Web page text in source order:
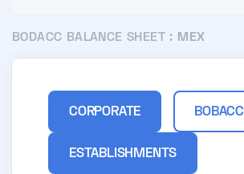
BODACC BALANCE SHEET : MEX
CORPORATE BOBACC
ESTABLISHMENTS